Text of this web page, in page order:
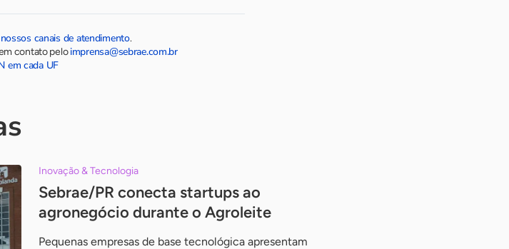
canais de atendimento.
contato peloimprensa@sebrae.com.br
em cada UF
Inovação & Tecnologia
Sebrae/PR conecta startups ao
agronegócio durante o Agroleite
Pequenas empresas de base tecnológica apresentam